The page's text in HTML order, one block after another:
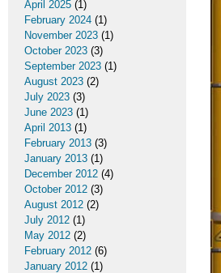
April 2025 (1)
February 2024 (1)
November 2023 (1)
October 2023 (3)
September 2023 (1)
August 2023 (2)
July 2023 (3)
June 2023 (1)
April 2013 (1)
February 2013 (3)
January 2013 (1)
December 2012 (4)
October 2012 (3)
August 2012 (2)
July 2012 (1)
May 2012 (2)
February 2012 (6)
January 2012 (1)